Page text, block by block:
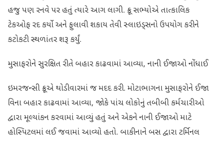
હજુ પણ રનવે પર હતું ત્યારે આગ લાગી. ક્રૂ સભ્યોએ તાત્કાલિક
ટેકઓફ રદ કર્યો અને ફુલાવી શકાય તેવી સ્લાઇડ્સનો ઉપયોગ કરીને
કટોકટી સ્થળાંતર શરૂ કર્યું.
મુસાફરોને સુરક્ષિત રીતે બહાર કાઢવામાં આવ્યા, નાની ઈજાઓ નોંધાઈ
ઇમરજન્સી ક્રૂએ થોડીવારમાં જ મદદ કરી. મોટાભાગના મુસાફરોને ઈજા
વિના બહાર કાઢવામાં આવ્યા, જોકે પાંચ લોકોનું તબીબી કર્મચારીઓ
દ્વારા મૂલ્યાંકન કરવામાં આવ્યું હતું અને એકને નાની ઈજાઓ માટે
હોસ્પિટલમાં લઈ જવામાં આવ્યો હતો. બાકીનાને બસ દ્વારા ટર્મિનલ